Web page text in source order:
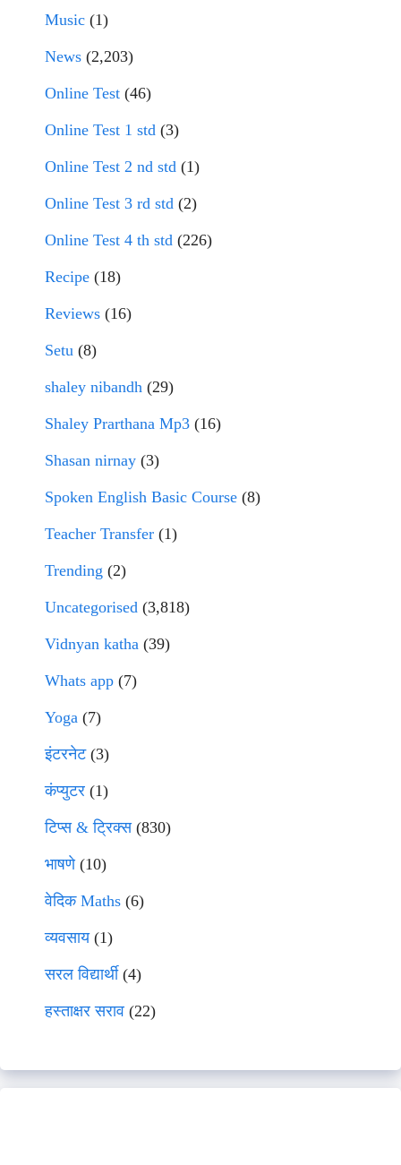
Music (1)
News (2,203)
Online Test (46)
Online Test 1 std (3)
Online Test 2 nd std (1)
Online Test 3 rd std (2)
Online Test 4 th std (226)
Recipe (18)
Reviews (16)
Setu (8)
shaley nibandh (29)
Shaley Prarthana Mp3 (16)
Shasan nirnay (3)
Spoken English Basic Course (8)
Teacher Transfer (1)
Trending (2)
Uncategorised (3,818)
Vidnyan katha (39)
Whats app (7)
Yoga (7)
इंटरनेट(3)
कंप्युटर (1)
टिप्स & ट्रिक्स(830)
भाषणे(10)
वेदिक Maths (6)
व्यवसाय(1)
सरल विद्यार्थी(4)
हस्ताक्षर सराव (22)